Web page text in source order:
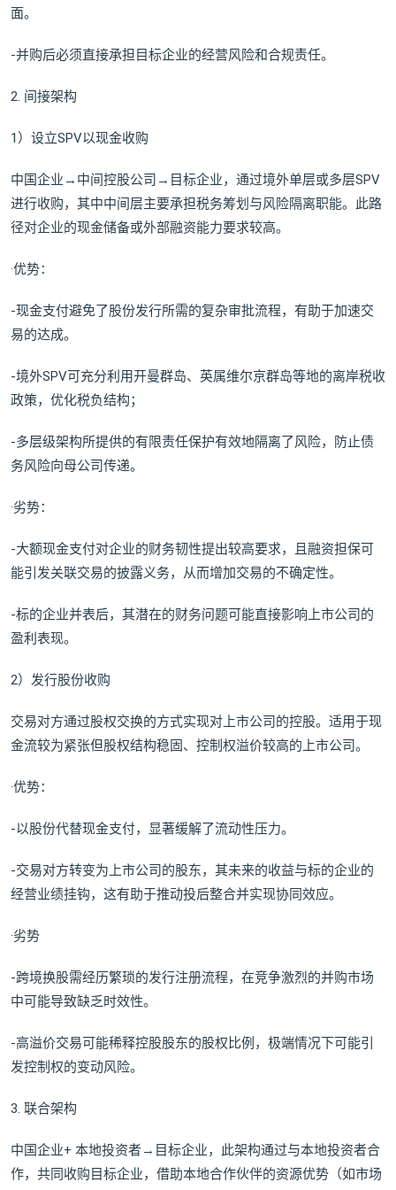
面。
-并购后必须直接承担目标企业的经营风险和合规责任。
2. 间接架构
1）设立SPV以现金收购
中国企业→中间控股公司→目标企业，通过境外单层或多层SPV
进行收购，其中中间层主要承担税务筹划与风险隔离职能。此路
径对企业的现金储备或外部融资能力要求较高。
·优势：
-现金支付避免了股份发行所需的复杂审批流程，有助于加速交
易的达成。
-境外SPV可充分利用开曼群岛、英属维尔京群岛等地的离岸税收
政策，优化税负结构；
-多层级架构所提供的有限责任保护有效地隔离了风险，防止债
务风险向母公司传递。
·劣势：
-大额现金支付对企业的财务韧性提出较高要求，且融资担保可
能引发关联交易的披露义务，从而增加交易的不确定性。
-标的企业并表后，其潜在的财务问题可能直接影响上市公司的
盈利表现。
2）发行股份收购
交易对方通过股权交换的方式实现对上市公司的控股。适用于现
金流较为紧张但股权结构稳固、控制权溢价较高的上市公司。
·优势：
-以股份代替现金支付，显著缓解了流动性压力。
-交易对方转变为上市公司的股东，其未来的收益与标的企业的
经营业绩挂钩，这有助于推动投后整合并实现协同效应。
·劣势
-跨境换股需经历繁琐的发行注册流程，在竞争激烈的并购市场
中可能导致缺乏时效性。
-高溢价交易可能稀释控股股东的股权比例，极端情况下可能引
发控制权的变动风险。
3. 联合架构
中国企业+ 本地投资者→目标企业，此架构通过与本地投资者合
作，共同收购目标企业，借助本地合作伙伴的资源优势（如市场